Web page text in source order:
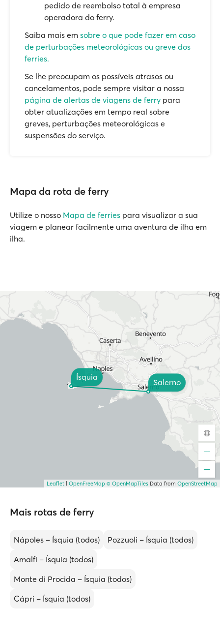
pedido de reembolso total à empresa
operadora do ferry.
Saiba mais em sobre o que pode fazer em caso
de perturbações meteorológicas ou greve dos
ferries.
Se lhe preocupam os possíveis atrasos ou
cancelamentos, pode sempre visitar a nossa
página de alertas de viagens de ferry para
obter atualizações em tempo real sobre
greves, perturbações meteorológicas e
suspensões do serviço.
Mapa da rota de ferry
Utilize o nosso Mapa de ferries para visualizar a sua
viagem e planear facilmente uma aventura de ilha em
ilha.
Salerno
Ísquia
Leaflet OpenFreeMap © OpenMapTiles Data from OpenStreetMap
Mais rotas de ferry
Nápoles – Ísquia (todos)
Pozzuoli – Ísquia (todos)
Amalfi – Ísquia (todos)
Monte di Procida – Ísquia (todos)
Cápri – Ísquia (todos)